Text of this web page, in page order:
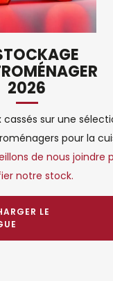
2026
cassés sur une
pour la
de nous joindre
notre stock.
LE